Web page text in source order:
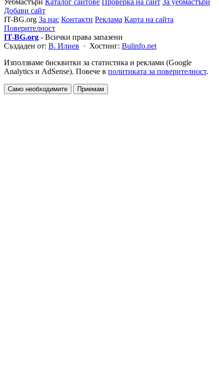
Добави сайт
IT-BG.org За нас Контакти Реклама Карта на сайта
Поверителност
IT-BG.org - Всички права запазени
Създаден от: В. Илиев · Хостинг: Bulinfo.net
Използваме бисквитки за статистика и реклами (Google
Analytics и AdSense). Повече в политиката за поверителност.
Само необходимите Приемам